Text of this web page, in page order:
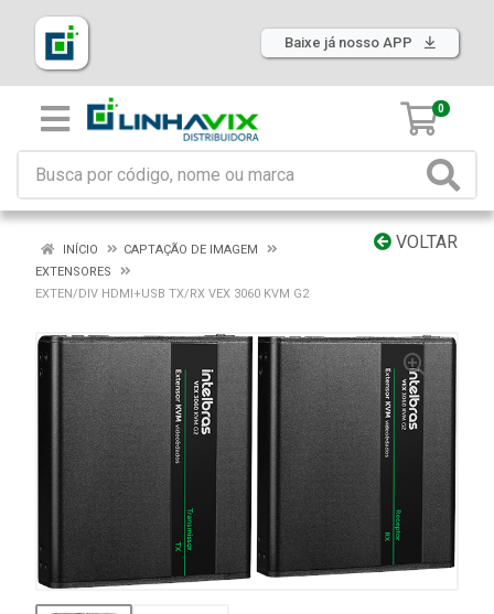
Baixe já nosso APP
0
VOLTAR
INÍCIO
CAPTAÇÃO DE IMAGEM
EXTENSORES
EXTEN/DIV HDMI+USB TX/RX VEX 3060 KVM G2